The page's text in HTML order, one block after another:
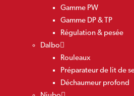
Gamme PW
Gamme DP & TP
Régulation & pesée
Dalbo
Rouleaux
Préparateur de lit de
Déchaumeur profond